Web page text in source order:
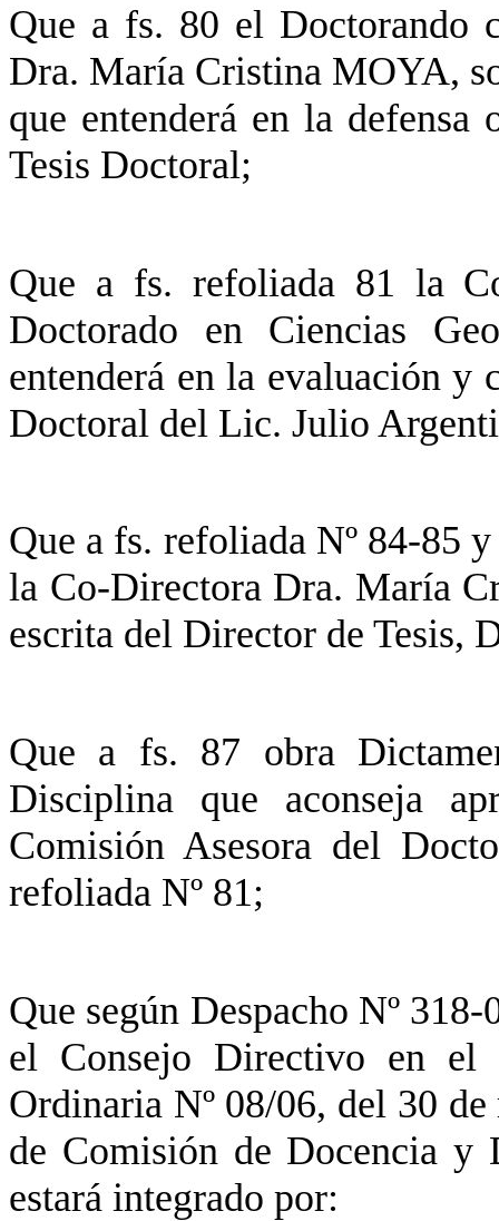
Que a fs. 80 el Doctorando
Dra. María Cristina MOYA,
que entenderá en la
Tesis Doctoral;
Que a fs. refoliada 81 la
Doctorado en Ciencias
entenderá en la evaluación
Doctoral del Lic. Julio
Que a fs. refoliada Nº 84-85
la Co-Directora Dra. María
escrita del Director de Tesis,
Que a fs. 87 obra
Disciplina que aconseja
Comisión Asesora del
refoliada Nº 81;
Que según Despacho Nº
el Consejo Directivo en el
Ordinaria Nº 08/06, del 30
de Comisión de Docencia
estará integrado por: